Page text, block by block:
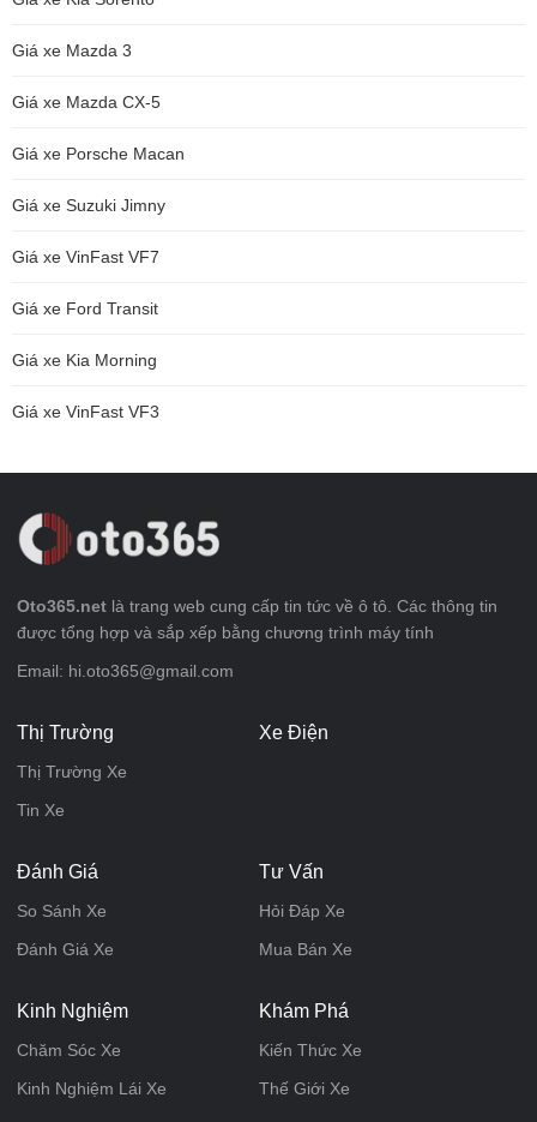
Giá xe Mazda 3
Giá xe Mazda CX-5
Giá xe Porsche Macan
Giá xe Suzuki Jimny
Giá xe VinFast VF7
Giá xe Ford Transit
Giá xe Kia Morning
Giá xe VinFast VF3
Oto365.net là trang web cung cấp tin tức về ô tô. Các thông tin
được tổng hợp và sắp xếp bằng chương trình máy tính
Email: hi.oto365@gmail.com
Thị Trường
Thị Trường Xe
Tin Xe
Xe Điện
Đánh Giá
So Sánh Xe
Đánh Giá Xe
Tư Vấn
Hỏi Đáp Xe
Mua Bán Xe
Kinh Nghiệm
Chăm Sóc Xe
Kinh Nghiệm Lái Xe
Khám Phá
Kiến Thức Xe
Thế Giới Xe